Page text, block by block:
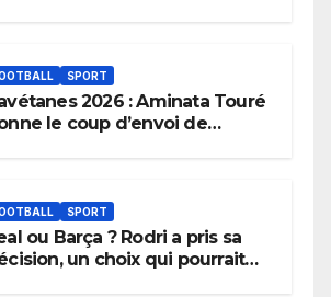
SPORT
2026 : Aminata Touré
le coup d’envoi de
SPORT
ou Barça ? Rodri a pris sa
un choix qui pourrait